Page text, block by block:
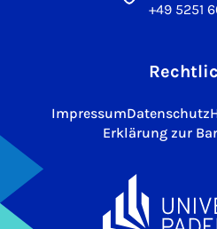
+49 5251
ImpressumDatenschutz
Erklärung zur